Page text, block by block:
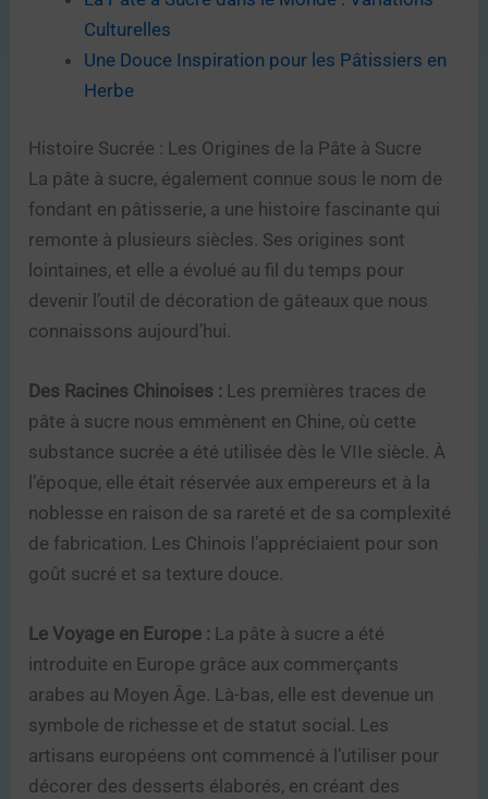
Culturelles
Une Douce Inspiration pour les Pâtissiers en
Herbe
Histoire Sucrée : Les Origines de la Pâte à Sucre
La pâte à sucre, également connue sous le nom de
fondant en pâtisserie, a une histoire fascinante qui
remonte à plusieurs siècles. Ses origines sont
lointaines, et elle a évolué au fil du temps pour
devenir l’outil de décoration de gâteaux que nous
connaissons aujourd’hui.
Des Racines Chinoises : Les premières traces de
pâte à sucre nous emmènent en Chine, où cette
substance sucrée a été utilisée dès le VIIe siècle. À
l’époque, elle était réservée aux empereurs et à la
noblesse en raison de sa rareté et de sa complexité
de fabrication. Les Chinois l’appréciaient pour son
goût sucré et sa texture douce.
Le Voyage en Europe : La pâte à sucre a été
introduite en Europe grâce aux commerçants
arabes au Moyen Âge. Là-bas, elle est devenue un
symbole de richesse et de statut social. Les
artisans européens ont commencé à l’utiliser pour
décorer des desserts élaborés, en créant des